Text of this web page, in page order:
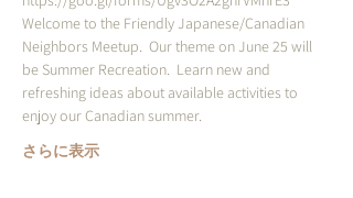
Welcome to the Friendly Japanese/Canadian
Neighbors Meetup.  Our theme on June 25 will
be Summer Recreation.  Learn new and
refreshing ideas about available activities to
さらに表示